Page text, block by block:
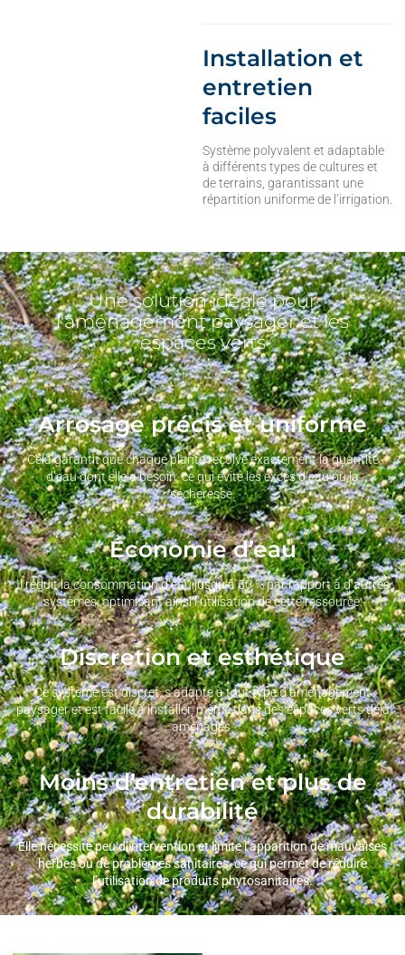
Installation et
entretien
faciles
Système polyvalent et adaptable
à différents types de cultures et
de terrains, garantissant une
répartition uniforme de l’irrigation.
Une solution idéale pour
l'aménagement paysager et les
espaces verts
Arrosage précis et uniforme
Cela garantit que chaque plante reçoive exactement la quantité
d’eau dont elle a besoin, ce qui évite les excès d’eau ou la
sécheresse.
Économie d’eau
Il réduit la consommation d’eau jusqu’à 50 % par rapport à d’autres
systèmes, optimisant ainsi l’utilisation de cette ressource.
Discretion et esthétique
Ce système est discret, s’adapte à tout type d’aménagement
paysager et est facile à installer, même dans des espaces verts déjà
aménagés.
Moins d’entretien et plus de
durabilité
Elle nécessite peu d’intervention et limite l’apparition de mauvaises
herbes ou de problèmes sanitaires, ce qui permet de réduire
l’utilisation de produits phytosanitaires.